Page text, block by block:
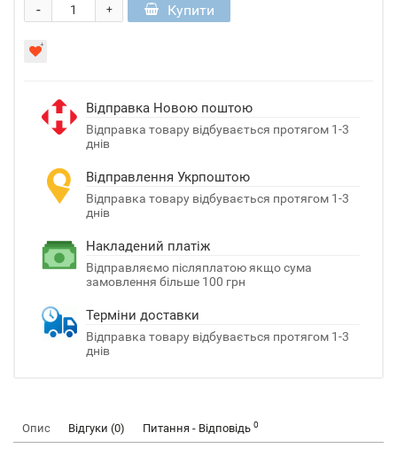
+
- Купити
Відправка Новою поштою
Відправка товару відбувається протягом 1-3
днів
Відправлення Укрпоштою
Відправка товару відбувається протягом 1-3
днів
Накладений платіж
Відправляємо післяплатою якщо сума
замовлення більше 100 грн
Терміни доставки
Відправка товару відбувається протягом 1-3
днів
Опис Відгуки (0) Питання - Відповідь 0